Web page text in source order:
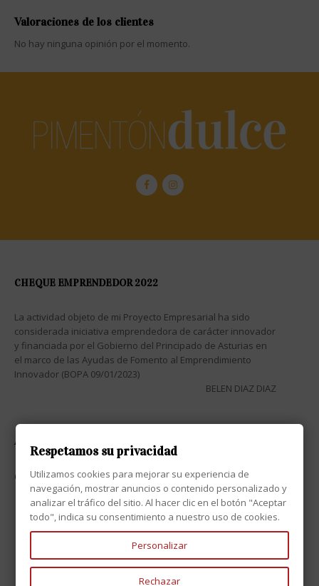
Valoraciones de los clientes
No hay ninguna opinión por el momento.
CHEQUE EMPRENDEDOR 2022
La actividad objeto de mi Proyecto Empresarial ha sido
considerada iniciativa emprendedora de carácter innovador
y financiada por el Gobierno del Principado de Asturias en
el marco de las Ayudas de Fomento al Emprendimiento
Innovador (BOPA 09/01/2023)
BELEN DIAZ DIAZ
ATENCIÓN AL CLIENTE
CONTACTO
Respetamos su privacidad
Utilizamos cookies para mejorar su experiencia de
navegación, mostrar anuncios o contenido personalizado y
analizar el tráfico del sitio. Al hacer clic en el botón "Aceptar
todo", indica su consentimiento a nuestro uso de cookies.
Personalizar
Rechazar